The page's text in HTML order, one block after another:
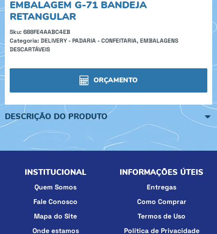
EMBALAGEM G-71 BANDEJA
RETANGULAR
Sku: 688FE4AABC4EB
Categoria: DELIVERY - PADARIA - CONFEITARIA, EMBALAGENS
DESCARTÁVEIS
ORÇAMENTO
DESCRIÇÃO DO PRODUTO
INSTITUCIONAL
Quem Somos
Fale Conosco
Mapa do Site
Onde estamos
INFORMAÇÕES ÚTEIS
Entregas
Como Comprar
Termos de Uso
Política de Privacidade